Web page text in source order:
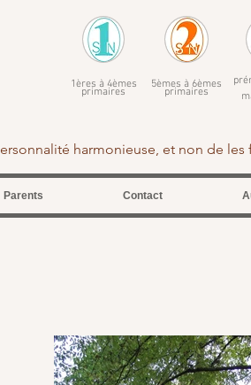
1ères à 4èmes
primaires
5èmes à 6èmes
primaires
harmonieuse, et non de les
Parents Contact